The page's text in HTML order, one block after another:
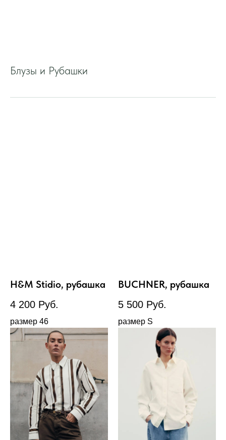
Блузы и Рубашки
H&M Stidio, рубашка
4 200 Руб.
размер 46
BUCHNER, рубашка
5 500 Руб.
размер S